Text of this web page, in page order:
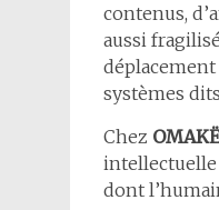
contenus,
aussi
systèmes
Chez
intellectuelle
dont